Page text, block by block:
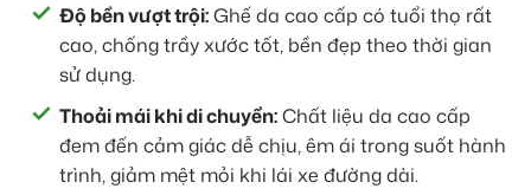
Độ bền vượt trội:Ghế da cao cấp có tuổi thọ rất
cao, chống trầy xước tốt, bền đẹp theo thời gian
sử dụng.
Thoải mái khi di chuyển:Chất liệu da cao cấp
đem đến cảm giác dễ chịu, êm ái trong suốt hành
trình, giảm mệt mỏi khi lái xe đường dài.